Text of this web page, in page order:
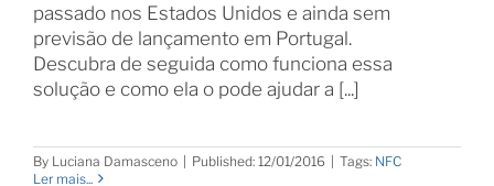
passado nos Estados Unidos e ainda sem
previsão de lançamento em Portugal.
Descubra de seguida como funciona essa
solução e como ela o pode ajudar a [...]
By Luciana Damasceno | Published: 12/01/2016 | Tags: NFC
Ler mais...